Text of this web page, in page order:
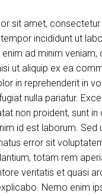
sit amet, consectetur
incididunt ut
ad minim veniam,
ut aliquip ex ea
in reprehenderit in
nulla pariatur.
non proident, sunt in
id est laborum. Sed
error sit
totam rem
veritatis et quasi
Nemo enim